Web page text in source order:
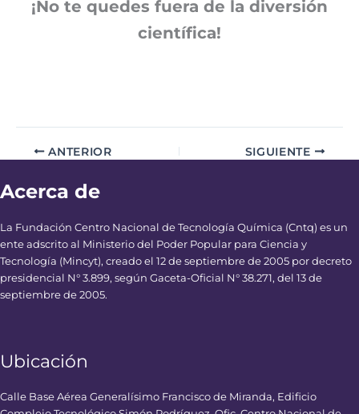
¡No te quedes fuera de la diversión
científica!
ANTERIOR SIGUIENTE
Acerca de
La Fundación Centro Nacional de Tecnología Química (Cntq) es un
ente adscrito al Ministerio del Poder Popular para Ciencia y
Tecnología (Mincyt), creado el 12 de septiembre de 2005 por decreto
presidencial N° 3.899, según Gaceta-Oficial N° 38.271, del 13 de
septiembre de 2005.
Ubicación
Calle Base Aérea Generalísimo Francisco de Miranda, Edificio